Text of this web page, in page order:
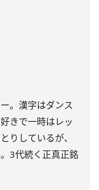
。漢字はダンス
きで一時はレッ
りしているが、
3代続く正真正銘